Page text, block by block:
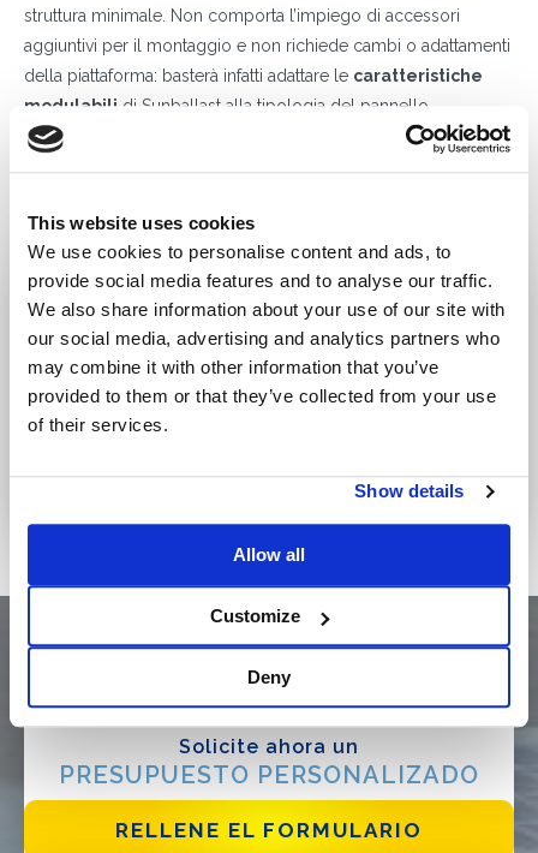
This website uses cookies
We use cookies to personalise content and ads, to
provide social media features and to analyse our traffic.
We also share information about your use of our site with
our social media, advertising and analytics partners who
may combine it with other information that you’ve
provided to them or that they’ve collected from your use
of their services.
Show details
Allow all
Customize
Deny
struttura minimale. Non comporta l’impiego di accessori
aggiuntivi per il montaggio e non richiede cambi o adattamenti
della piattaforma: basterà infatti adattare le caratteristiche
modulabili di Sunballast alla tipologia del pannello.
Richiedi subito un preventivo gratuito e senza impegno
qualsiasi richiesta nel più breve tempo possibile
Solicite ahora un
PRESUPUESTO PERSONALIZADO
RELLENE EL FORMULARIO